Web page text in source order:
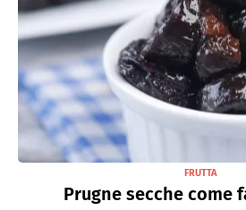
FRUTTA
Prugne secche come